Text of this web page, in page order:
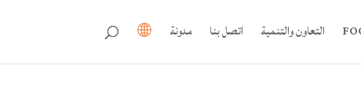
التعاون والتنمية اتصل بنا مدونة